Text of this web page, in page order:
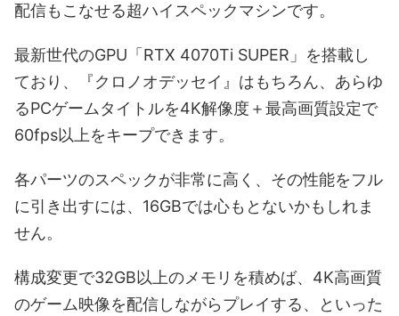
配信もこなせる超ハイスペックマシンです。
最新世代のGPU「RTX 4070Ti SUPER」を搭載し
ており、『クロノオデッセイ』はもちろん、あらゆ
るPCゲームタイトルを4K解像度＋最高画質設定で
60fps以上をキープできます。
各パーツのスペックが非常に高く、その性能をフル
に引き出すには、16GBでは心もとないかもしれま
せん。
構成変更で32GB以上のメモリを積めば、4K高画質
のゲーム映像を配信しながらプレイする、といった